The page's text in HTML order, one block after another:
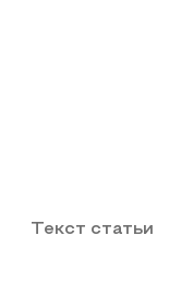
Текст статьи